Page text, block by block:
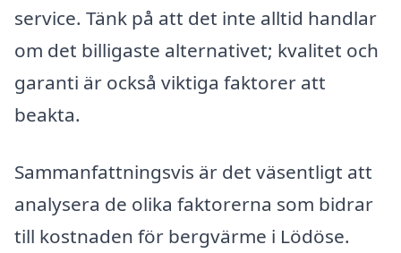
service. Tänk på att det inte alltid handlar
om det billigaste alternativet; kvalitet och
garanti är också viktiga faktorer att
beakta.
Sammanfattningsvis är det väsentligt att
analysera de olika faktorerna som bidrar
till kostnaden för bergvärme i Lödöse.